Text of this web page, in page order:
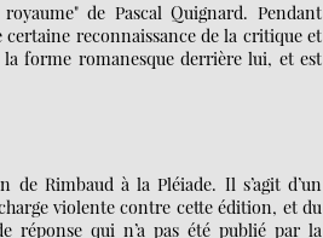
de Pascal Quignard. Pendant
reconnaissance de la critique et
forme romanesque derrière lui, et est
Rimbaud à la Pléiade. Il s’agit d’un
violente contre cette édition, et du
réponse qui n’a pas été publié par la